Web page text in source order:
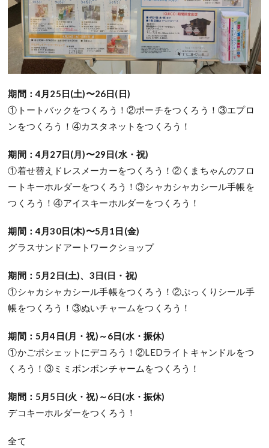
期間：4月25日(土)〜26日(日)
①トートバックをつくろう！②ポーチをつくろう！③エプロ
ンをつくろう！④カスタネットをつくろう！
期間：4月27日(月)〜29日(水・祝)
①着せ替えドレスメーカーをつくろう！②くまちゃんのフロ
ートキーホルダーをつくろう！③シャカシャカシール手帳を
つくろう！④アイスキーホルダーをつくろう！
期間：4月30日(木)〜5月1日(金)
グラスサンドアートワークショップ
期間：5月2日(土)、3日(日・祝)
①シャカシャカシール手帳をつくろう！②ぷっくりシール手
帳をつくろう！③ぬいチャームをつくろう！
期間：5月4日(月・祝)～6日(水・振休)
①かごポシェットにデコろう！②LEDライトキャンドルをつ
くろう！③ミミボンボンチャームをつくろう！
期間：5月5日(火・祝)～6日(水・振休)
デコキーホルダーをつくろう！
全て